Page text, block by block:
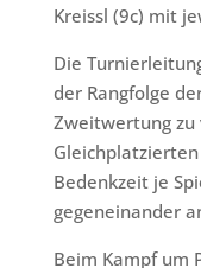
Kreissl (9c) mit
Die
der Rangfolge
Zweitwertung zu
Bedenkzeit je
gegeneinander
Beim Kampf um